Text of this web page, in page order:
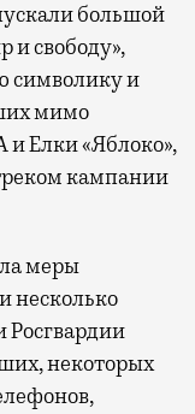
большой
и свободу»,
символику и
мимо
и Елки «Яблоко»,
кампании
меры
несколько
Росгвардии
некоторых